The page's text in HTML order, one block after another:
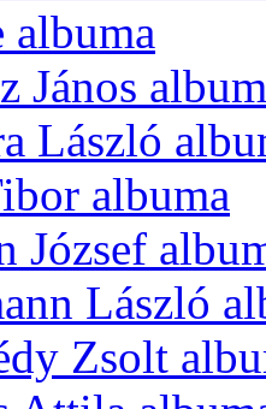
albuma
János
László
albuma
József
László
Zsolt